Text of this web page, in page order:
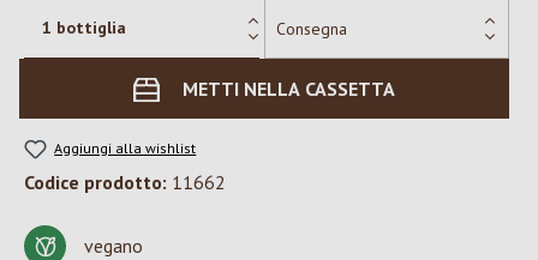
METTI NELLA CASSETTA
Aggiungi alla wishlist
Codice prodotto: 11662
vegano